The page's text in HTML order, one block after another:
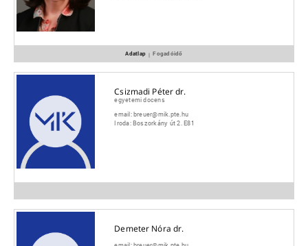
Adatlap | Fogadóidő
Csizmadi Péter dr.
egyetemi docens
email:breuer@mik.pte.hu
Iroda:Boszorkány út 2. E81
Demeter Nóra dr.